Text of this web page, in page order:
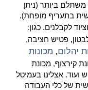
ביותר (ניתן
בתעריף מופחת).
לקבלנים. כגון:
פטיש חציבה,
יהלום, מכונות
קירצוף, מכונת
אצלינו בעמיטל
של כלי העבודה